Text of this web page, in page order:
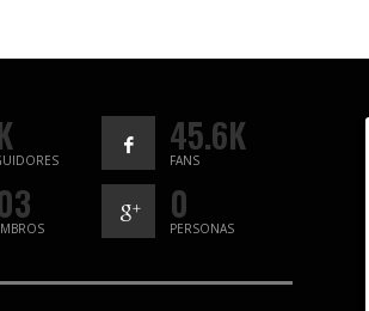
45.6K
FANS
0
PERSONAS